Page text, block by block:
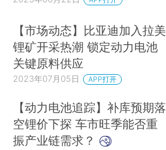
【市场动态】比亚迪加入拉美
锂矿开采热潮 锁定动力电池
关键原料供应
2023年07月05日 APP打开
【动力电池追踪】补库预期落
空锂价下探 车市旺季能否重
振产业链需求？